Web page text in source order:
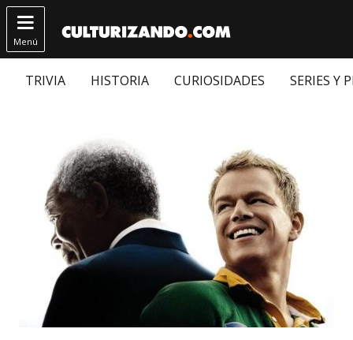

Menú
TRIVIA HISTORIA CURIOSIDADES SERIES Y